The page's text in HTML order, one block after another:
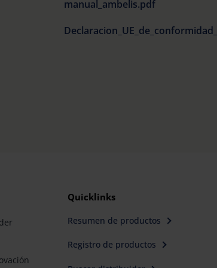
manual_ambelis.pdf
Quicklinks
Resumen de productos
Registro de productos